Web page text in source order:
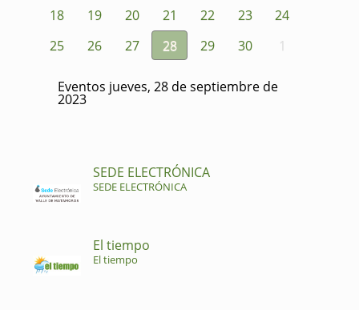
18
19 20 21 22 23
24
25
26 27 28 29 30 1
Eventos jueves, 28 de septiembre de
2023
SEDE ELECTRÓNICA
SEDE ELECTRÓNICA
El tiempo
El tiempo